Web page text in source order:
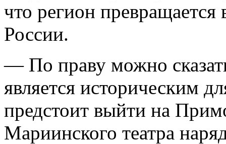
что регион
России.
— По праву можно
является историческим
предстоит выйти на
Мариинского театра